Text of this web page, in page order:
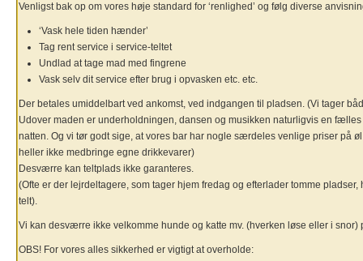
Venligst bak op om vores høje standard for ‘renlighed’ og følg diverse
‘Vask hele tiden hænder’
Tag rent service i service-teltet
Undlad at tage mad med fingrene
Vask selv dit service efter brug i opvasken etc. etc.
Der betales umiddelbart ved ankomst, ved indgangen til pladsen. (Vi tager
Udover maden er underholdningen, dansen og musikken naturligvis en
natten. Og vi tør godt sige, at vores bar har nogle særdeles venlige priser på
heller ikke medbringe egne drikkevarer)
Desværre kan teltplads ikke garanteres.
(Ofte er der lejrdeltagere, som tager hjem fredag og efterlader tomme
telt).
Vi kan desværre ikke velkomme hunde og katte mv. (hverken løse eller i snor)
OBS! For vores alles sikkerhed er vigtigt at overholde: